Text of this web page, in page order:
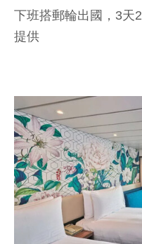
下班搭郵輪出國，3天
提供